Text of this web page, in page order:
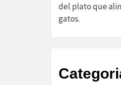
del plato que
gatos.